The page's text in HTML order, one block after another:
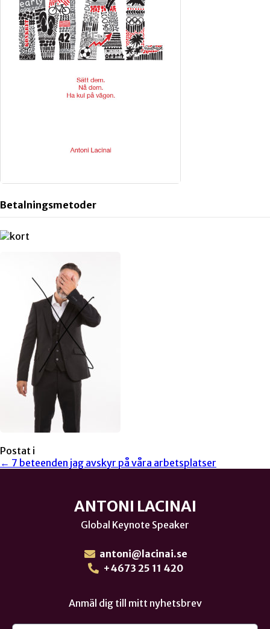
Betalningsmetoder
Postat i
← 7 beteenden jag avskyr på våra arbetsplatser
ANTONI LACINAI
Global Keynote Speaker
antoni@lacinai.se
+4673 25 11 420
Anmäl dig till mitt nyhetsbrev